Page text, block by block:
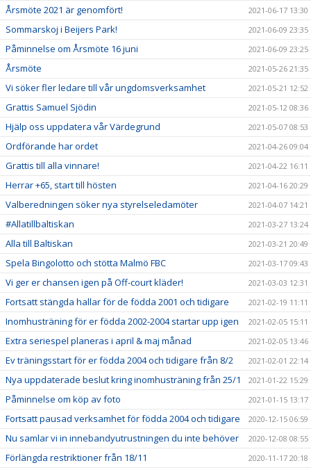
Årsmöte 2021 är genomfört! 2021-06-17 13:30
Sommarskoj i Beijers Park! 2021-06-09 23:35
Påminnelse om Årsmöte 16 juni 2021-06-09 23:25
Årsmöte 2021-05-26 21:35
Vi söker fler ledare till vår ungdomsverksamhet 2021-05-21 12:52
Grattis Samuel Sjödin 2021-05-12 08:36
Hjälp oss uppdatera vår Värdegrund 2021-05-07 08:53
Ordförande har ordet 2021-04-26 09:04
Grattis till alla vinnare! 2021-04-22 16:11
Herrar +65, start till hösten 2021-04-16 20:29
Valberedningen söker nya styrelseledamöter 2021-04-07 14:21
#Allatillbaltiskan 2021-03-27 13:24
Alla till Baltiskan 2021-03-21 20:49
Spela Bingolotto och stötta Malmö FBC 2021-03-17 09:43
Vi ger er chansen igen på Off-court kläder! 2021-03-03 12:31
Fortsatt stängda hallar för de födda 2001 och tidigare 2021-02-19 11:11
Inomhusträning för er födda 2002-2004 startar upp igen 2021-02-05 15:11
Extra seriespel planeras i april & maj månad 2021-02-05 13:46
Ev träningsstart för er födda 2004 och tidigare från 8/2 2021-02-01 22:14
Nya uppdaterade beslut kring inomhusträning från 25/1 2021-01-22 15:29
Påminnelse om köp av foto 2021-01-15 13:17
Fortsatt pausad verksamhet för födda 2004 och tidigare 2020-12-15 06:59
Nu samlar vi in innebandyutrustningen du inte behöver 2020-12-08 08:55
Förlängda restriktioner från 18/11 2020-11-17 20:18